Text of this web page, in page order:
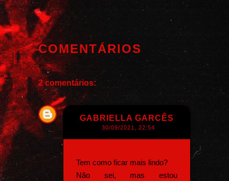
COMENTÁRIOS
2 comentários:
GABRIELLA GARCÊS
30/09/2021, 22:54
Tem como ficar mais lindo?
Não sei, mas estou